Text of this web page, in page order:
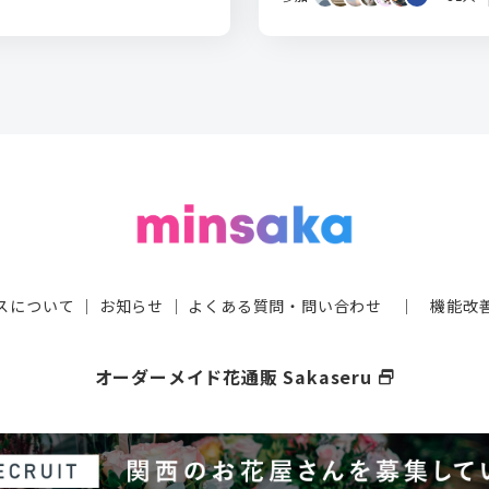
について ｜ お知らせ ｜ よくある質問・問い合わせ ｜機能改
オーダーメイド花通販 Sakaseru select_window